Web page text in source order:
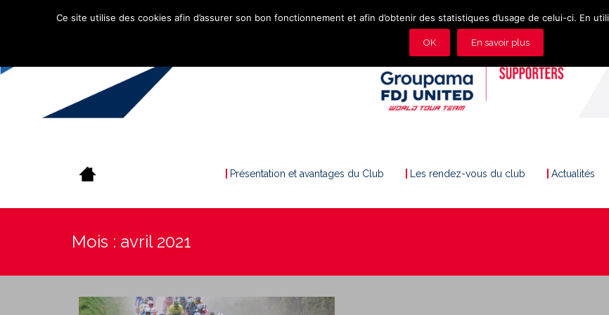
Présentation et avantages du Club Les rendez-vous du club Actualités
Mois : avril 2021
Ce site utilise des cookies afin d’assurer son bon fonctionnement et afin d’obtenir des statistiques d’usage de celui-ci. En
OK En savoir plus